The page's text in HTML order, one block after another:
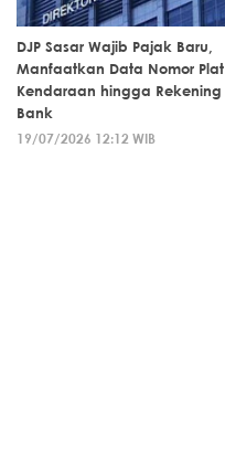
DJP Sasar Wajib Pajak Baru,
Manfaatkan Data Nomor Plat
Kendaraan hingga Rekening
Bank
19/07/2026 12:12 WIB